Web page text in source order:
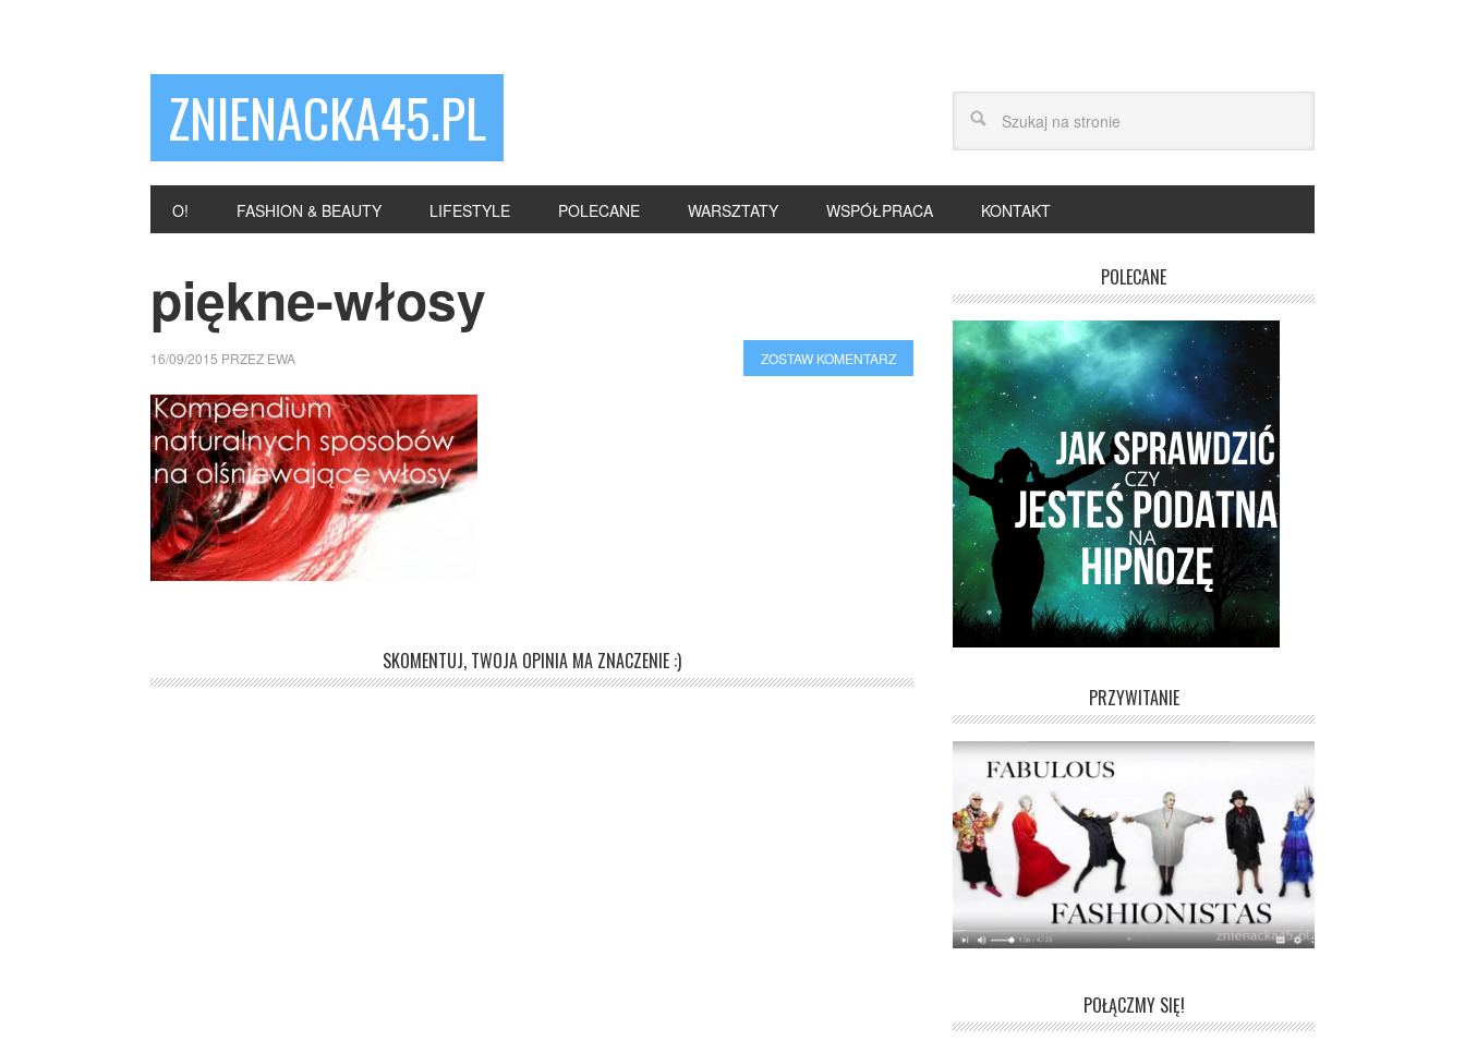
ZNIENACKA45.PL
O! FASHION & BEAUTY LIFESTYLE POLECANE WARSZTATY WSPÓŁPRACA KONTAKT
piękne-włosy
16/09/2015 PRZEZ EWA ZOSTAW KOMENTARZ
SKOMENTUJ, TWOJA OPINIA MA ZNACZENIE :)
POLECANE
PRZYWITANIE
POŁĄCZMY SIĘ!